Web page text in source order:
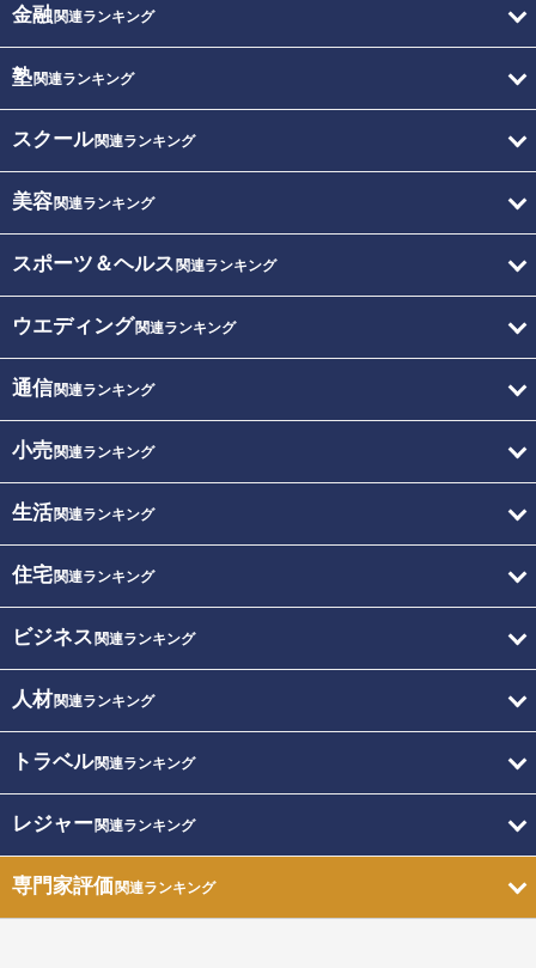
金融関連ランキング
塾関連ランキング
スクール関連ランキング
美容関連ランキング
スポーツ＆ヘルス 関連ランキング
ウエディング関連ランキング
通信関連ランキング
小売関連ランキング
生活関連ランキング
住宅関連ランキング
ビジネス 関連ランキング
人材関連ランキング
トラベル関連ランキング
レジャー関連ランキング
専門家評価関連ランキング